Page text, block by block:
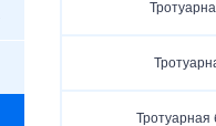
Тротуарная